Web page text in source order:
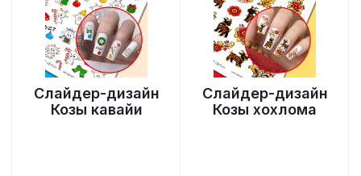
Слайдер-дизайн
Козы кавайи
Слайдер-дизайн
Козы хохлома